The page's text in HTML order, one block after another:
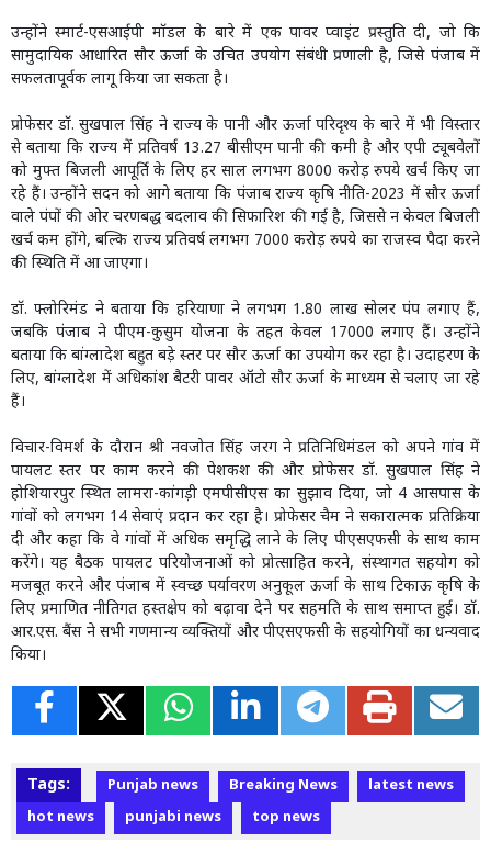
उन्होंने स्मार्ट-एसआईपी मॉडल के बारे में एक पावर प्वाइंट प्रस्तुति दी, जो कि
सामुदायिक आधारित सौर ऊर्जा के उचित उपयोग संबंधी प्रणाली है, जिसे पंजाब में
सफलतापूर्वक लागू किया जा सकता है।
प्रोफेसर डॉ. सुखपाल सिंह ने राज्य के पानी और ऊर्जा परिदृश्य के बारे में भी विस्तार
से बताया कि राज्य में प्रतिवर्ष 13.27 बीसीएम पानी की कमी है और एपी ट्यूबवेलों
को मुफ्त बिजली आपूर्ति के लिए हर साल लगभग 8000 करोड़ रुपये खर्च किए जा
रहे हैं। उन्होंने सदन को आगे बताया कि पंजाब राज्य कृषि नीति-2023 में सौर ऊर्जा
वाले पंपों की ओर चरणबद्ध बदलाव की सिफारिश की गई है, जिससे न केवल बिजली
खर्च कम होंगे, बल्कि राज्य प्रतिवर्ष लगभग 7000 करोड़ रुपये का राजस्व पैदा करने
की स्थिति में आ जाएगा।
डॉ. फ्लोरिमंड ने बताया कि हरियाणा ने लगभग 1.80 लाख सोलर पंप लगाए हैं,
जबकि पंजाब ने पीएम-कुसुम योजना के तहत केवल 17000 लगाए हैं। उन्होंने
बताया कि बांग्लादेश बहुत बड़े स्तर पर सौर ऊर्जा का उपयोग कर रहा है। उदाहरण के
लिए, बांग्लादेश में अधिकांश बैटरी पावर ऑटो सौर ऊर्जा के माध्यम से चलाए जा रहे
हैं।
विचार-विमर्श के दौरान श्री नवजोत सिंह जरग ने प्रतिनिधिमंडल को अपने गांव में
पायलट स्तर पर काम करने की पेशकश की और प्रोफेसर डॉ. सुखपाल सिंह ने
होशियारपुर स्थित लामरा-कांगड़ी एमपीसीएस का सुझाव दिया, जो 4 आसपास के
गांवों को लगभग 14 सेवाएं प्रदान कर रहा है। प्रोफेसर चैम ने सकारात्मक प्रतिक्रिया
दी और कहा कि वे गांवों में अधिक समृद्धि लाने के लिए पीएसएफसी के साथ काम
करेंगे। यह बैठक पायलट परियोजनाओं को प्रोत्साहित करने, संस्थागत सहयोग को
मजबूत करने और पंजाब में स्वच्छ पर्यावरण अनुकूल ऊर्जा के साथ टिकाऊ कृषि के
लिए प्रमाणित नीतिगत हस्तक्षेप को बढ़ावा देने पर सहमति के साथ समाप्त हुई। डॉ.
आर.एस. बैंस ने सभी गणमान्य व्यक्तियों और पीएसएफसी के सहयोगियों का धन्यवाद
किया।
Tags: Punjab news Breaking News
latest news
hot news
punjabi news top news